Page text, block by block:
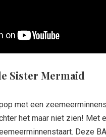
Sister Mermaid
met een
het maar niet zien!
Deze